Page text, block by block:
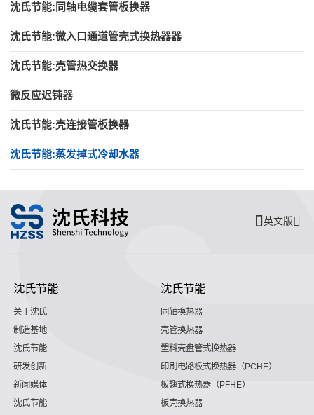
沈氏节能:同轴电缆套管板换器
沈氏节能:微入口通道管壳式换热器器
沈氏节能:壳管热交换器
微反应迟钝器
沈氏节能:壳连接管板换器
沈氏节能:蒸发掉式冷却水器
英文版
沈氏节能
关于沈氏
制造基地
沈氏节能
研发创新
新闻媒体
沈氏节能
沈氏节能
同轴换热器
壳管换热器
塑料壳盘管式换热器
印刷电路板式换热器（PCHE）
板翅式换热器（PFHE）
板壳换热器